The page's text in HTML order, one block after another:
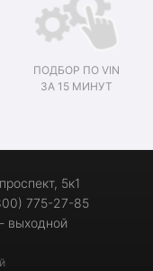
ПОДБОР ПО VIN
ЗА 15 МИНУТ
5к1
775-27-85
выходной